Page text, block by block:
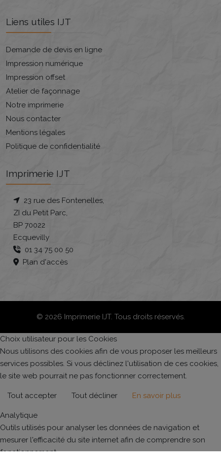
Liens utiles IJT
Demande de devis en ligne
Impression numérique
Impression offset
Atelier de façonnage
Notre imprimerie
Nous contacter
Mentions légales
Politique de confidentialité
Imprimerie IJT
23 rue des Fontenelles,
ZI du Petit Parc,
BP 70022
Ecquevilly
01 34 75 00 50
Plan d'accès
© 2026 Imprimerie IJT. Tous droits réservés.
Choix utilisateur pour les Cookies
Nous utilisons des cookies afin de vous proposer les meilleurs
services possibles. Si vous déclinez l'utilisation de ces cookies,
le site web pourrait ne pas fonctionner correctement.
Tout accepter Tout décliner En savoir plus
Analytique
Outils utilisés pour analyser les données de navigation et
mesurer l'efficacité du site internet afin de comprendre son
fonctionnement.